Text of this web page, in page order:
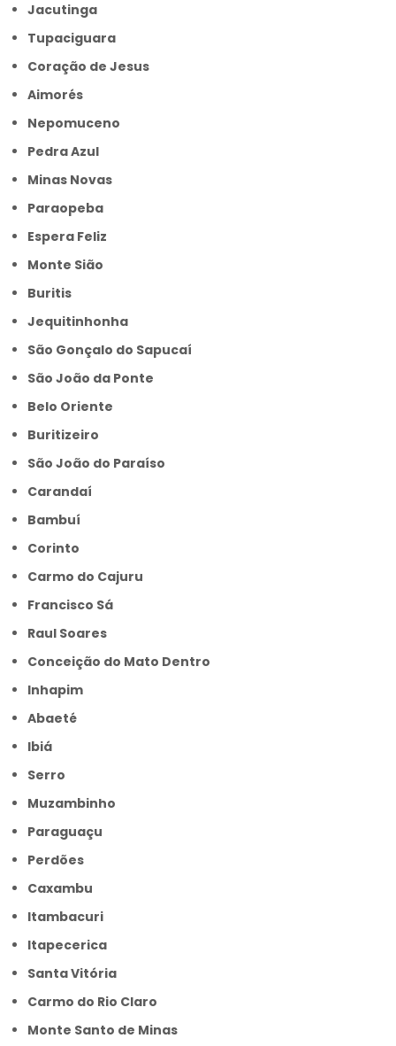
Jacutinga
Tupaciguara
Coração de Jesus
Aimorés
Nepomuceno
Pedra Azul
Minas Novas
Paraopeba
Espera Feliz
Monte Sião
Buritis
Jequitinhonha
São Gonçalo do Sapucaí
São João da Ponte
Belo Oriente
Buritizeiro
São João do Paraíso
Carandaí
Bambuí
Corinto
Carmo do Cajuru
Francisco Sá
Raul Soares
Conceição do Mato Dentro
Inhapim
Abaeté
Ibiá
Serro
Muzambinho
Paraguaçu
Perdões
Caxambu
Itambacuri
Itapecerica
Santa Vitória
Carmo do Rio Claro
Monte Santo de Minas